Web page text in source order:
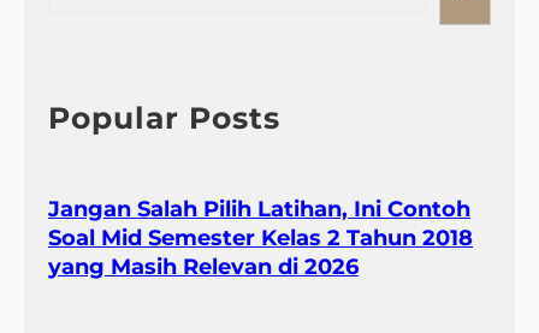
h
Popular Posts
Jangan Salah Pilih Latihan, Ini Contoh
Soal Mid Semester Kelas 2 Tahun 2018
yang Masih Relevan di 2026